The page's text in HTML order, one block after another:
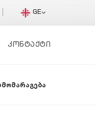
GE
კონტაქტი